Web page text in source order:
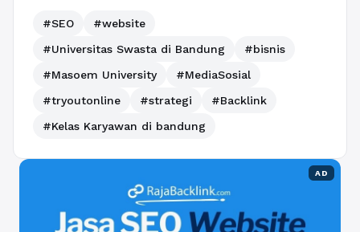
#SEO
#website
#Universitas Swasta di Bandung
#bisnis
#Masoem University
#MediaSosial
#tryoutonline
#strategi
#Backlink
#Kelas Karyawan di bandung
AD